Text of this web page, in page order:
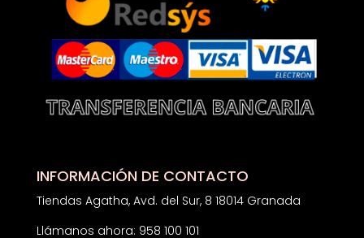
INFORMACIÓN DE CONTACTO
Tiendas Agatha, Avd. del Sur, 8 18014 Granada
Llámanos ahora: 958 100 101